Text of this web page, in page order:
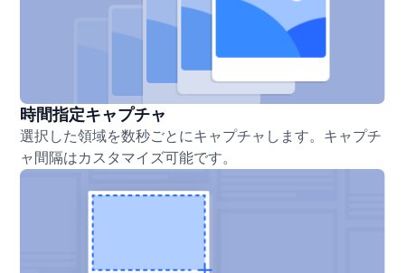
時間指定キャプチャ
選択した領域を数秒ごとにキャプチャします。キャプチ
ャ間隔はカスタマイズ可能です。